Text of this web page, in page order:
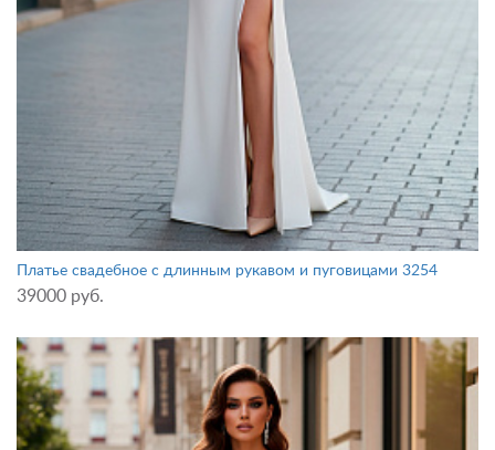
Платье свадебное с длинным рукавом и пуговицами 3254
39000 руб.